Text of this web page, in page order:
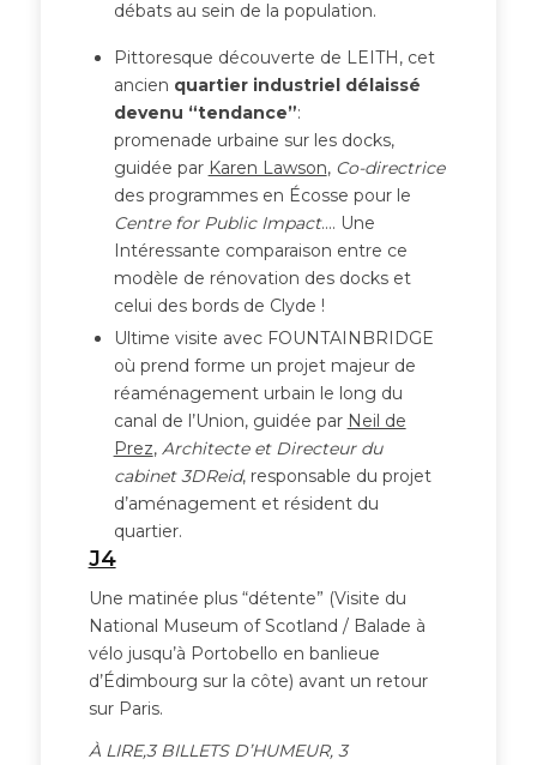
débats au sein de la population.
Pittoresque découverte de LEITH, cet
ancien quartier industriel délaissé
devenu “tendance”:
promenade urbaine sur les docks,
guidée par Karen Lawson, Co-directrice
des programmes en Écosse pour le
Centre for Public Impact…. Une
Intéressante comparaison entre ce
modèle de rénovation des docks et
celui des bords de Clyde !
Ultime visite avec FOUNTAINBRIDGE
où prend forme un projet majeur de
réaménagement urbain le long du
canal de l’Union, guidée par Neil de
Prez, Architecte et Directeur du
cabinet 3DReid, responsable du projet
d’aménagement et résident du
quartier.
J4
Une matinée plus “détente” (Visite du
National Museum of Scotland / Balade à
vélo jusqu’à Portobello en banlieue
d’Édimbourg sur la côte) avant un retour
sur Paris.
À LIRE,3 BILLETS D’HUMEUR, 3